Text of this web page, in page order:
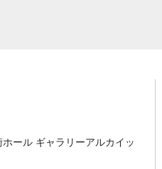
ール ギャラリーアルカイッ